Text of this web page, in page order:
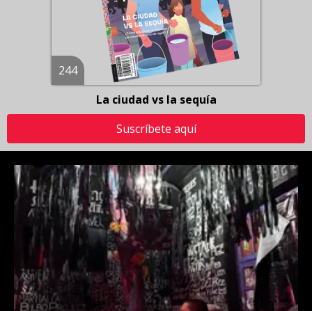
244
La ciudad vs la sequía
Suscríbete aquí